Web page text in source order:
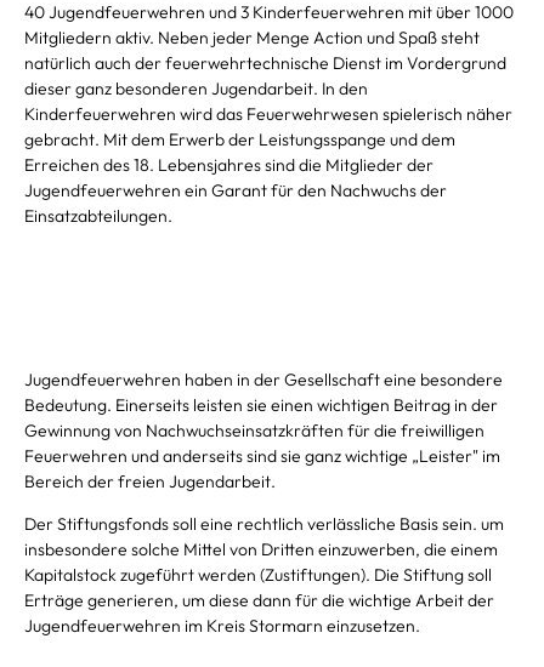
40 Jugendfeuerwehren und 3 Kinderfeuerwehren mit über 1000
Mitgliedern aktiv. Neben jeder Menge Action und Spaß steht
natürlich auch der feuerwehrtechnische Dienst im Vordergrund
dieser ganz besonderen Jugendarbeit. In den
Kinderfeuerwehren wird das Feuerwehrwesen spielerisch näher
gebracht. Mit dem Erwerb der Leistungsspange und dem
Erreichen des 18. Lebensjahres sind die Mitglieder der
Jugendfeuerwehren ein Garant für den Nachwuchs der
Einsatzabteilungen.
Jugendfeuerwehren haben in der Gesellschaft eine besondere
Bedeutung. Einerseits leisten sie einen wichtigen Beitrag in der
Gewinnung von Nachwuchseinsatzkräften für die freiwilligen
Feuerwehren und anderseits sind sie ganz wichtige „Leister" im
Bereich der freien Jugendarbeit.
Der Stiftungsfonds soll eine rechtlich verlässliche Basis sein. um
insbesondere solche Mittel von Dritten einzuwerben, die einem
Kapitalstock zugeführt werden (Zustiftungen). Die Stiftung soll
Erträge generieren, um diese dann für die wichtige Arbeit der
Jugendfeuerwehren im Kreis Stormarn einzusetzen.